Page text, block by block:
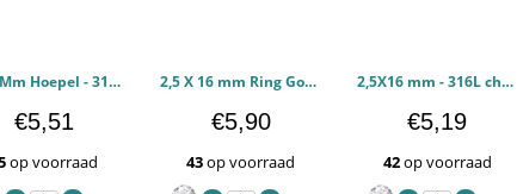
4X20Mm Hoepel - 316L chirurgisch roestvrij staal Oorbellen PCJW51286
€5,51
op voorraad
2,5 X 16 mm Ring Goudkleurig - 316L chirurgisch roestvrij staal Oorbellen PCJW51285
€5,90
43op voorraad
2,5X16 mm - 316L chirurgisch roestvrij staal Oorbellen PCJW51284
€5,19
42op voorraad